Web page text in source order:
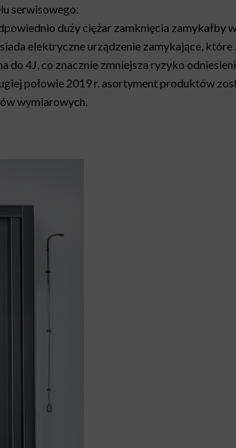
serwisowego:
duży ciężar zamknięcia zamykałby
elektryczne urządzenie zamykające,
4J, co znacznie zmniejsza ryzyko
połowie 2019 r. asortyment produktów
wymiarowych.